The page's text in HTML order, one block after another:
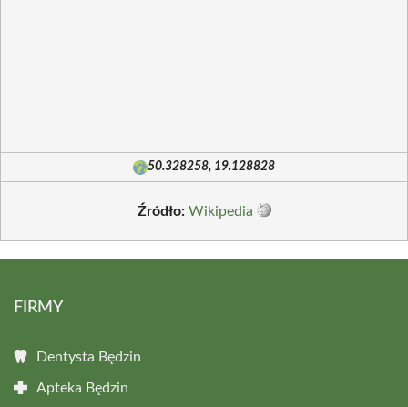
50.328258, 19.128828
Źródło: Wikipedia
FIRMY
Dentysta Będzin
Apteka Będzin